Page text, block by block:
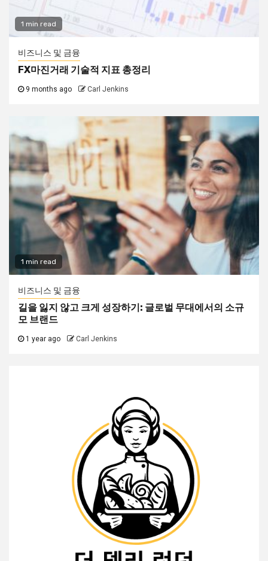
1 min read
비즈니스 및 금융
FX마진거래 기술적 지표 총정리
9 months ago Carl Jenkins
1 min read
비즈니스 및 금융
길을 잃지 않고 크게 성장하기: 글로벌 무대에서의 소규
모 브랜드
1 year ago Carl Jenkins